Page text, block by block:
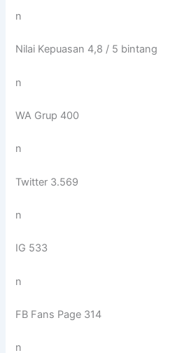
n
Nilai Kepuasan 4,8 / 5 bintang
n
WA Grup 400
n
Twitter 3.569
n
IG 533
n
FB Fans Page 314
n